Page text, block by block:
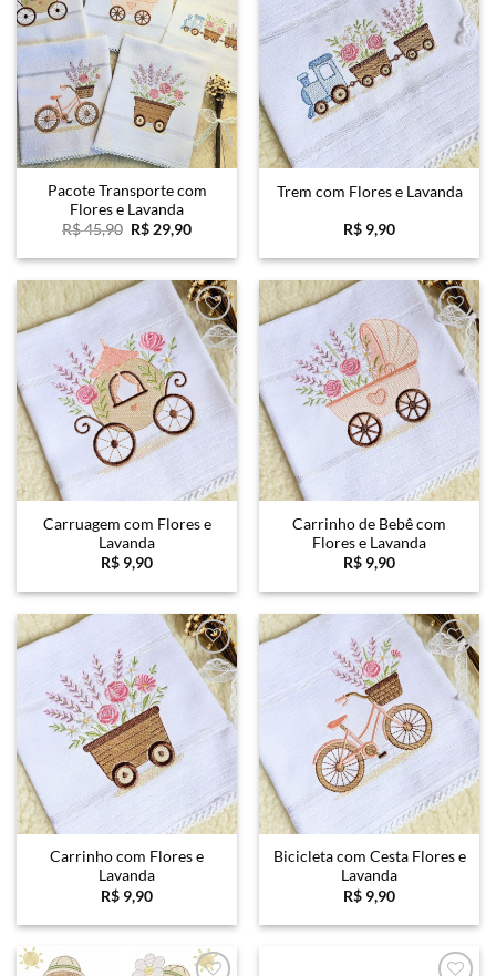
Pacote Transporte com
Flores e Lavanda
R$45,90 O
original
R$ 45,90.
R$29,90O
atual
R$ 29,90.
Trem com Flores e Lavanda
R$ 9,90
Favoritar
Carruagem com Flores e
Lavanda
R$ 9,90
Favoritar
Carrinho de Bebê com
Flores e Lavanda
R$ 9,90
Favoritar
Carrinho com Flores e
Lavanda
R$ 9,90
Favoritar
Bicicleta com Cesta Flores e
Lavanda
R$ 9,90